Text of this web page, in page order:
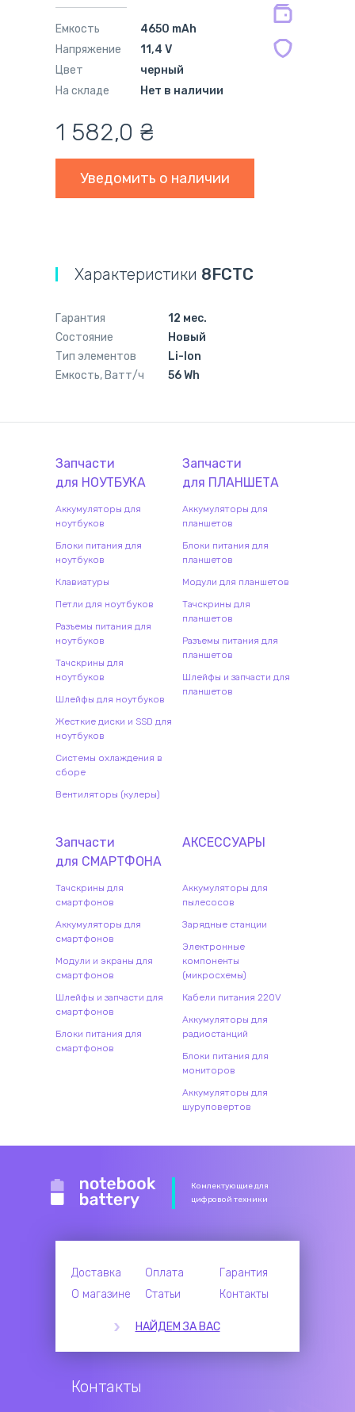
Емкость
4650 mAh
Напряжение
11,4 V
Цвет
черный
На складе
Нет в наличии
1 582,0 ₴
Уведомить о наличии
Характеристики 8FCTC
Гарантия
12 мес.
Состояние
Новый
Тип элементов
Li-Ion
Емкость, Ватт/ч
56 Wh
Запчасти
для НОУТБУКА
Аккумуляторы для
ноутбуков
Блоки питания для
ноутбуков
Клавиатуры
Петли для ноутбуков
Разъемы питания для
ноутбуков
Тачскрины для
ноутбуков
Шлейфы для ноутбуков
Жесткие диски и SSD для
ноутбуков
Системы охлаждения в
сборе
Вентиляторы (кулеры)
Запчасти
для ПЛАНШЕТА
Аккумуляторы для
планшетов
Блоки питания для
планшетов
Модули для планшетов
Тачскрины для
планшетов
Разъемы питания для
планшетов
Шлейфы и запчасти для
планшетов
Запчасти
для СМАРТФОНА
Тачскрины для
смартфонов
Аккумуляторы для
смартфонов
Модули и экраны для
смартфонов
Шлейфы и запчасти для
смартфонов
Блоки питания для
смартфонов
АКСЕССУАРЫ
Аккумуляторы для
пылесосов
Зарядные станции
Электронные
компоненты
(микросхемы)
Кабели питания 220V
Аккумуляторы для
радиостанций
Блоки питания для
мониторов
Аккумуляторы для
шуруповертов
Комлектующие для
цифровой техники
Доставка Оплата
Гарантия
О магазине
Статьи Контакты
НАЙДЕМ ЗА ВАС
Контакты